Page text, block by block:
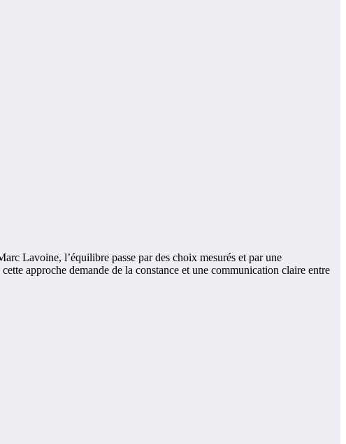
Lavoine, l’équilibre passe par des choix mesurés et par une
approche demande de la constance et une communication claire entre